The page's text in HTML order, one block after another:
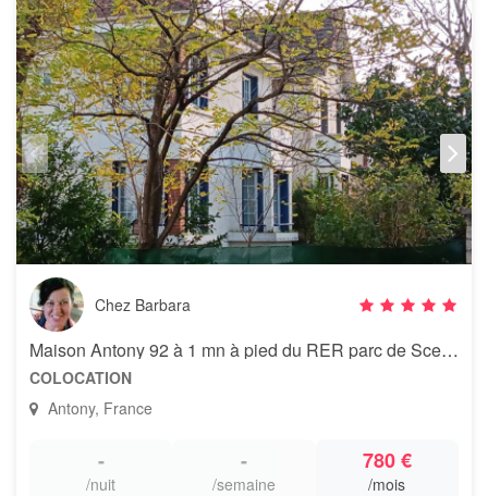
Chez Barbara
Maison Antony 92 à 1 mn à pied du RER parc de Sceaux
COLOCATION
Antony, France
-
/nuit
-
/semaine
780 €
/mois